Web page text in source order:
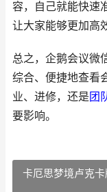
容，自己就能快速
让大家能够更加高
总之，企鹅会议微
综合、便捷地查看
业、进修，还是团
要影响。
卡厄思梦境卢克